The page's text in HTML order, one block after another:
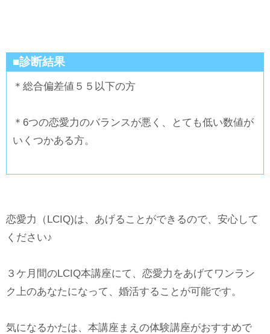
■診断結果
＊総合偏差値５５以下の方
＊6つの恋愛力のバランスが悪く、とても低い数値が
いくつかある方。
恋愛力（LCIQ)は、あげることができるので、安心して
ください♪
３ケ月間のLCIQ本講座にて、恋愛力をあげてワンラン
ク上のあなたになって、婚活することが可能です。
気になるかたは、本講座まえの体験講座がおすすめで